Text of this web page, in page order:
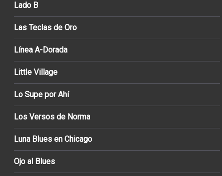
Lado B
Las Teclas de Oro
Línea A-Dorada
Little Village
Lo Supe por Ahí
Los Versos de Norma
Luna Blues en Chicago
Ojo al Blues